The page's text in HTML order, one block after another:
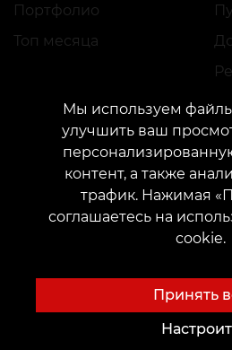
Портфолио
Топ месяца
КОНТАКТЫ
Свяжитесь с нами:
Жалобы и предложения:
Мы используем
улучшить ваш
контент, а также
трафик. Нажимая
соглашаетесь на
cookie.
Принять